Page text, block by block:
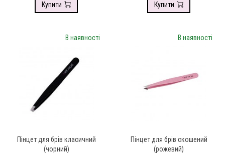
Купити Купити
В наявності
Пінцет для брів класичний
(чорний)
В наявності
Пінцет для брів скошений
(рожевий)